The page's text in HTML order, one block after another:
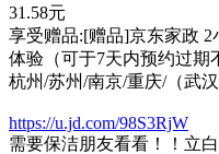
31.58元
享受赠品:[赠品]京东家政
体验（可于7天内预约过期
杭州/苏州/南京/重庆/（武
https://u.jd.com/98S3RjW
需要保洁朋友看看！！立